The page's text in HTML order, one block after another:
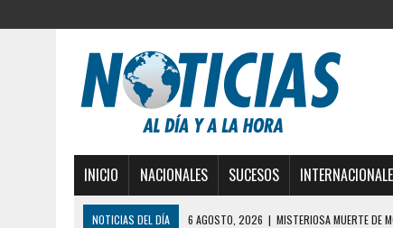
INICIO NACIONALES SUCESOS
NOTICIAS DEL DÍA 6 AGOSTO, 2026 | MISTERIOSA MUERTE DE